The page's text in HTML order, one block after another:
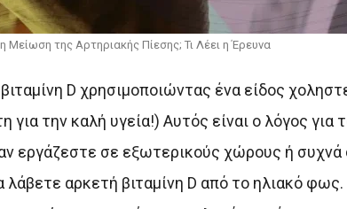
Μείωση της Αρτηριακής Πίεσης; Τι Λέει η Έρευνα
D χρησιμοποιώντας ένα είδος
την καλή υγεία!) Αυτός είναι ο λόγος για
εργάζεστε σε εξωτερικούς χώρους ή
λάβετε αρκετή βιταμίνη D από το ηλιακό